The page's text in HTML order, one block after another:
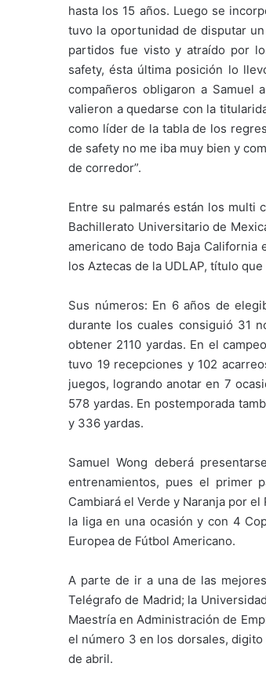
hasta los 15 años. Luego se
tuvo la oportunidad de disputar
partidos fue visto y atraído por
safety, ésta última posición lo
compañeros obligaron a Samuel
valieron a quedarse con la
como líder de la tabla de los
de safety no me iba muy bien y
de corredor”.
Entre su palmarés están los multi
Bachillerato Universitario de
americano de todo Baja California
los Aztecas de la UDLAP, título
Sus números: En 6 años de
durante los cuales consiguió 31
obtener 2110 yardas. En el
tuvo 19 recepciones y 102
juegos, logrando anotar en 7
578 yardas. En postemporada
y 336 yardas.
Samuel Wong deberá
entrenamientos, pues el primer
Cambiará el Verde y Naranja por
la liga en una ocasión y con 4
Europea de Fútbol Americano.
A parte de ir a una de las
Telégrafo de Madrid; la
Maestría en Administración de
el número 3 en los dorsales,
de abril.